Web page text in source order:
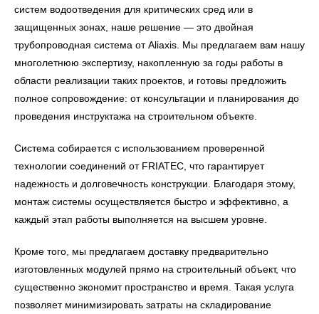
систем водоотведения для критических сред или в
защищенных зонах, наше решение — это двойная
трубопроводная система от Aliaxis. Мы предлагаем вам нашу
многолетнюю экспертизу, накопленную за годы работы в
области реализации таких проектов, и готовы предложить
полное сопровождение: от консультации и планирования до
проведения инструктажа на строительном объекте.
Система собирается с использованием проверенной
технологии соединений от FRIATEC, что гарантирует
надежность и долговечность конструкции. Благодаря этому,
монтаж системы осуществляется быстро и эффективно, а
каждый этап работы выполняется на высшем уровне.
Кроме того, мы предлагаем доставку предварительно
изготовленных модулей прямо на строительный объект, что
существенно экономит пространство и время. Такая услуга
позволяет минимизировать затраты на складирование